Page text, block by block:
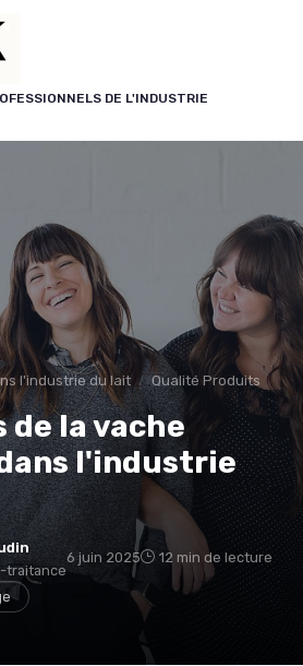
DE L'INDUSTRIE
l'industrie du lait Qualité Produits
de la vache
l'industrie
traitance
6 juin 2025 12 min de lecture